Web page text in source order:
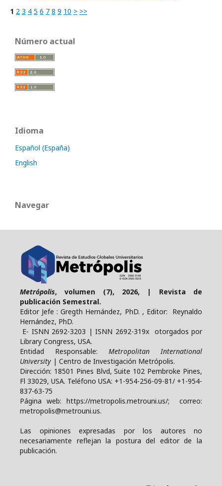
1 2 3 4 5 6 7 8 9 10 > >>
Número actual
Idioma
Español (España)
English
Navegar
Metrópolis, volumen (7), 2026, | Revista de
publicación Semestral.
Editor Jefe : Gregth Hernández, PhD. , Editor: Reynaldo
Hernández, PhD.
E- ISNN 2692-3203 | ISNN 2692-319x otorgados por
Library Congress, USA.
Entidad Responsable: Metropolitan International
University | Centro de Investigación Metrópolis.
Dirección: 18501 Pines Blvd, Suite 102 Pembroke Pines,
Fl 33029, USA. Teléfono USA: +1-954-256-09-81/ +1-954-
837-63-75
Página web: https://metropolis.metrouni.us/; correo:
metropolis@metrouni.us.
Las opiniones expresadas por los autores no
necesariamente reflejan la postura del editor de la
publicación.